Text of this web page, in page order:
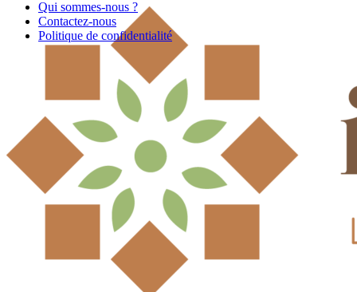
Qui sommes-nous ?
Contactez-nous
Politique de confidentialité